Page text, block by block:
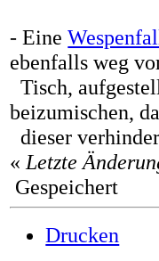
- Eine
ebenfalls weg
Tisch,
beizumischen, da
dieser
« Letzte
Gespeichert
Drucken